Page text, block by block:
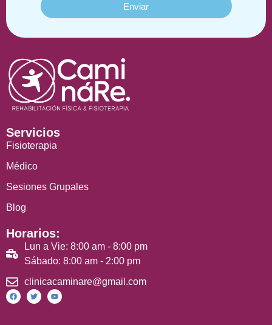
Enviar
Servicios
Fisioterapia
Médico
Sesiones Grupales
Blog
Horarios:
Lun a Vie: 8:00 am - 8:00 pm
Sábado: 8:00 am - 2:00 pm
clinicacaminare@gmail.com